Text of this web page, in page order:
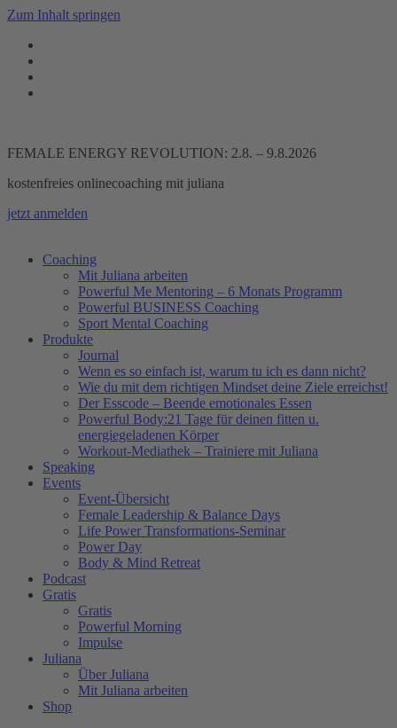
Zum Inhalt springen
FEMALE ENERGY REVOLUTION: 2.8. – 9.8.2026
kostenfreies onlinecoaching mit juliana
jetzt anmelden
Coaching
Mit Juliana arbeiten
Powerful Me Mentoring – 6 Monats Programm
Powerful BUSINESS Coaching
Sport Mental Coaching
Produkte
Journal
Wenn es so einfach ist, warum tu ich es dann nicht?
Wie du mit dem richtigen Mindset deine Ziele erreichst!
Der Esscode – Beende emotionales Essen
Powerful Body:21 Tage für deinen fitten u.
energiegeladenen Körper
Workout-Mediathek – Trainiere mit Juliana
Speaking
Events
Event-Übersicht
Female Leadership & Balance Days
Life Power Transformations-Seminar
Power Day
Body & Mind Retreat
Podcast
Gratis
Gratis
Powerful Morning
Impulse
Juliana
Über Juliana
Mit Juliana arbeiten
Shop